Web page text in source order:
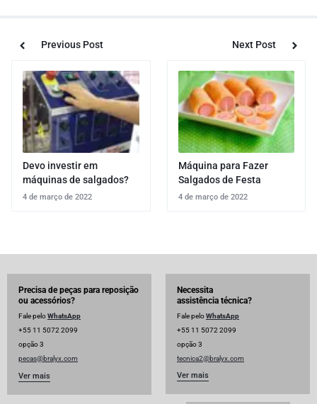
Previous Post Next Post
Devo investir em
máquinas de salgados?
4 de março de 2022
Máquina para Fazer
Salgados de Festa
4 de março de 2022
Precisa de peças para reposição
ou acessórios?
Fale peloWhatsApp
+55 11 5072 2099
opção 3
pecas@bralyx.com
Ver mais
Necessita
assistência técnica?
Fale peloWhatsApp
+55 11 5072 2099
opção 3
tecnica2@bralyx.com
Ver mais